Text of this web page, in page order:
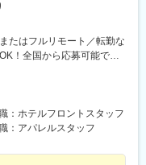
たはフルリモート／転勤な
！全国から応募可能で
東京都渋谷区千駄ヶ谷3-
13＜アクセス＞・東京メ
下鉄「国立競技場駅」A4
★check！◎安心して上京
ます。◎独り立ち後はリモ
：ホテルフロントスタッフ
：アパレルスタッフ